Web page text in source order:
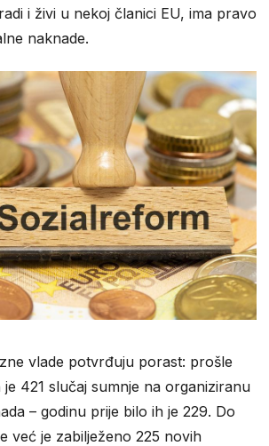
i živi u nekoj članici EU, ima pravo
naknade.
vlade potvrđuju porast: prošle
421 slučaj sumnje na organiziranu
– godinu prije bilo ih je 229. Do
već je zabilježeno 225 novih